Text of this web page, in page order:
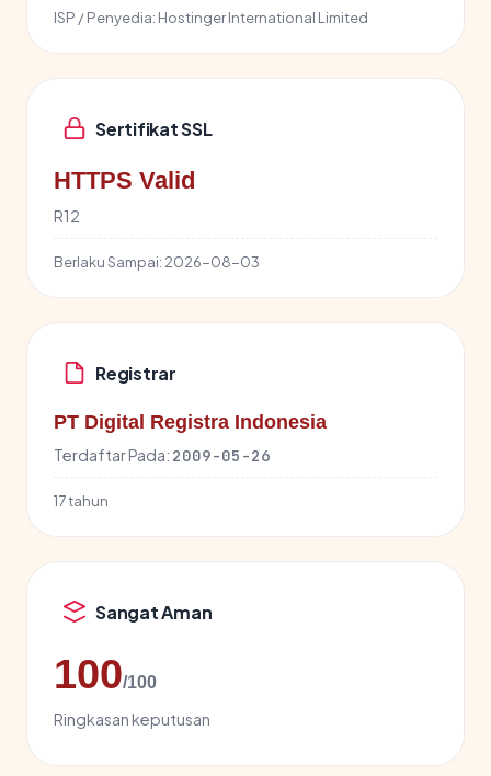
ISP / Penyedia: Hostinger International Limited
Sertifikat SSL
HTTPS Valid
R12
Berlaku Sampai: 2026-08-03
Registrar
PT Digital Registra Indonesia
Terdaftar Pada: 2009-05-26
17 tahun
Sangat Aman
100/100
Ringkasan keputusan